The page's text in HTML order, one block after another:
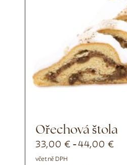
Ořechová štola
33,00 € -44,00€
včetně DPH